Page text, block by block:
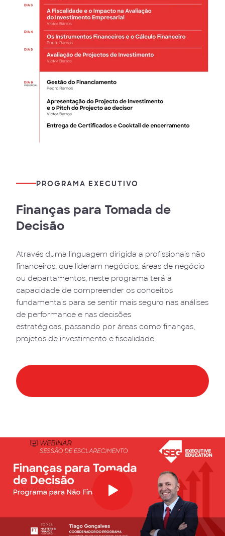
PROGRAMA EXECUTIVO
Finanças para Tomada de
Decisão
Através duma linguagem dirigida a profissionais não
financeiros, que lideram negócios, áreas de negócio
ou departamentos, neste programa terá a
capacidade de compreender os conceitos
fundamentais para se sentir mais seguro nas análises
de performance e nas decisões
estratégicas, passando por áreas como finanças,
projetos de investimento e fiscalidade.